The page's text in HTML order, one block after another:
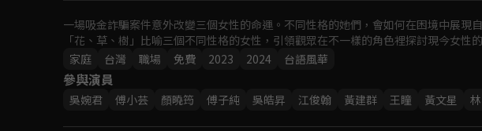
Play
一場吸金詐騙案件意外改變三個女性的命運。不同性格的她們，會如何在困境中展現
「花、草、樹」比喻三個不同性格的女性，引領觀眾在不一樣的角色裡探討現今女性
家庭
台灣 職場 免費 2023 2024 台語風華
參與演員
吳婉君 傅小芸 顏曉筠 傅子純 吳皓昇 江俊翰 黃建群 王瞳 黃文星